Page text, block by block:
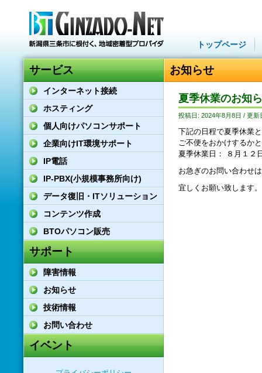
トップページ
サービス
インターネット接続
ホスティング
個人向けパソコンサポート
企業向けIT環境サポート
IP電話
IP-PBX(小規模事務所向け)
データ復旧・ITソリューション
コンテンツ作成
BTOパソコン販売
サポート
障害情報
お知らせ
技術情報
お問い合わせ
イベント
お知らせ
夏季休業のお知
投稿日: 2024年8月8日 / 更新
下記の日程で夏季休業
ご不便をおかけするか
夏季休業日： ８月１２
お急ぎのお問い合わせ
宜しくお願い致します。